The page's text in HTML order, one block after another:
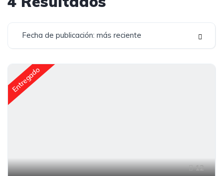
Fecha de publicación: más reciente
Entregado
12